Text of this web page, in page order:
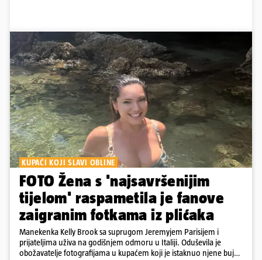
KUPAĆI KOJI SLAVI OBLINE
FOTO Žena s 'najsavršenijim
tijelom' raspametila je fanove
zaigranim fotkama iz plićaka
Manekenka Kelly Brook sa suprugom Jeremyjem Parisijem i
prijateljima uživa na godišnjem odmoru u Italiji. Oduševila je
obožavatelje fotografijama u kupaćem koji je istaknuo njene bujne